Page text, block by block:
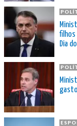
filhos
Dia